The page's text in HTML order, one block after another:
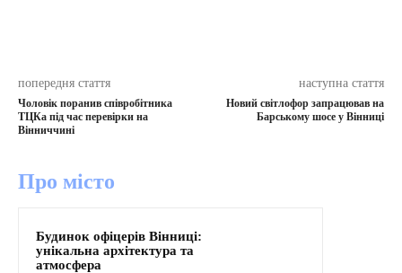
попередня стаття
Чоловік поранив співробітника
ТЦКа під час перевірки на
Вінниччині
наступна стаття
Новий світлофор запрацював на
Барському шосе у Вінниці
Про місто
Будинок офіцерів Вінниці:
унікальна архітектура та
атмосфера